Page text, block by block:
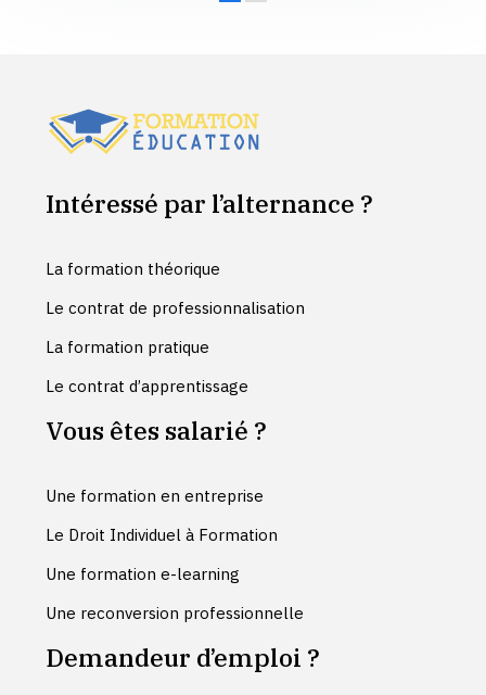
Intéressé par l’alternance ?
La formation théorique
Le contrat de professionnalisation
La formation pratique
Le contrat d’apprentissage
Vous êtes salarié ?
Une formation en entreprise
Le Droit Individuel à Formation
Une formation e-learning
Une reconversion professionnelle
Demandeur d’emploi ?